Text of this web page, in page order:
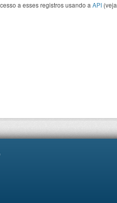
a esses registros usando a API (veja